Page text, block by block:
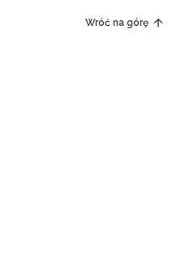
Wróć na górę